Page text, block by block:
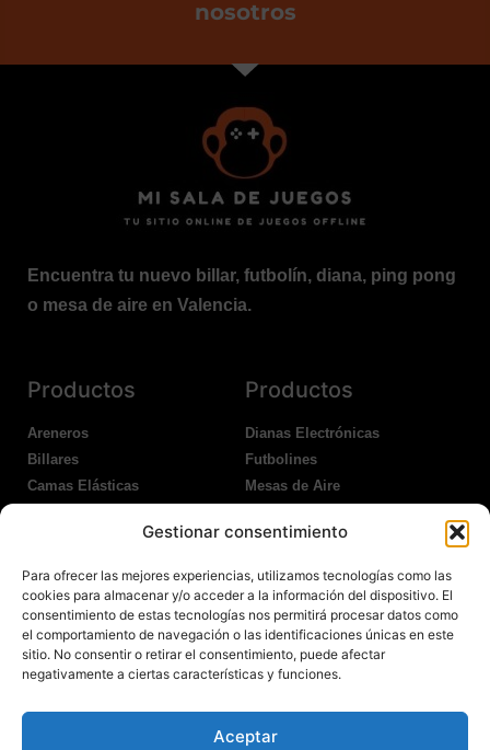
Gestionar consentimiento
Para ofrecer las mejores experiencias, utilizamos tecnologías como las
cookies para almacenar y/o acceder a la información del dispositivo. El
consentimiento de estas tecnologías nos permitirá procesar datos como
el comportamiento de navegación o las identificaciones únicas en este
sitio. No consentir o retirar el consentimiento, puede afectar
negativamente a ciertas características y funciones.
Aceptar
nosotros
Encuentra tu nuevo billar, futbolín, diana, ping pong
o mesa de aire en Valencia.
Productos
Areneros
Billares
Camas Elásticas
Productos
Dianas Electrónicas
Futbolines
Mesas de Aire
Ping Pong Exterior
Nosotros
Atención al Cliente
Garantías
Contacto
Política Devoluciones
Legales
Aviso Legal
Política de Privacidad
Política de Cookies
Polítíca de RRSS